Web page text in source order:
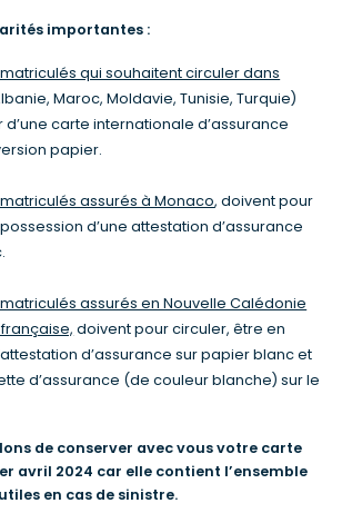
importantes :
qui souhaitent circuler dans
Maroc, Moldavie, Tunisie, Turquie)
d’une carte internationale d’assurance
papier.
assurés à Monaco, doivent pour
d’une attestation d’assurance
assurés en Nouvelle Calédonie
doivent pour circuler, être en
d’assurance sur papier blanc et
d’assurance (de couleur blanche) sur le
de conserver avec vous votre carte
avril 2024 car elle contient l’ensemble
en cas de sinistre.